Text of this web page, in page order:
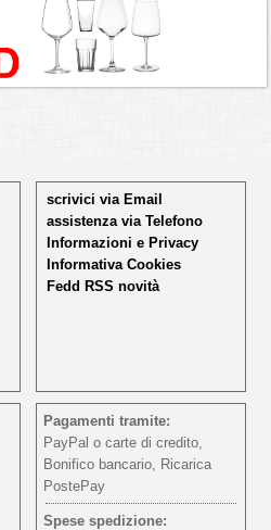
scrivici via Email
assistenza via Telefono
Informazioni e Privacy
Informativa Cookies
Fedd RSS novità
Pagamenti tramite:
PayPal o carte di credito,
Bonifico bancario, Ricarica
PostePay
Spese spedizione: